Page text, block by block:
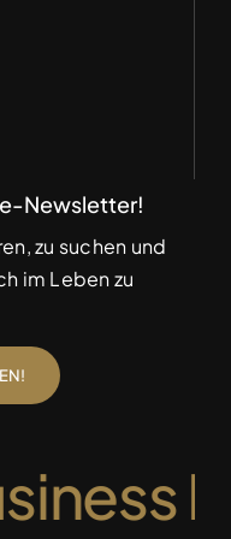
Newsletter!
zu suchen und
im Leben zu